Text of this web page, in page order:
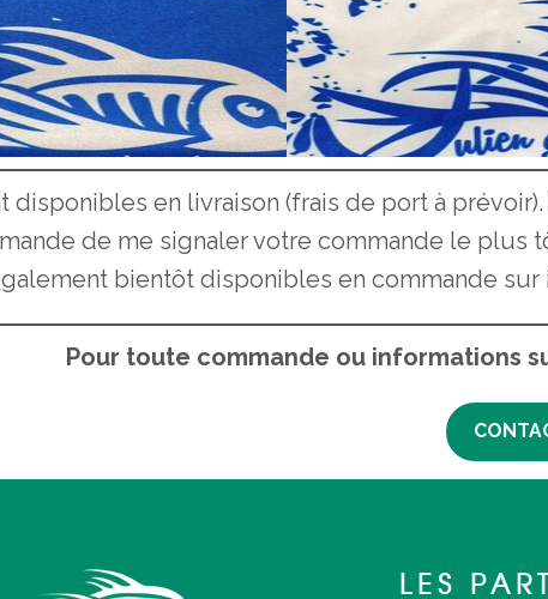
disponibles en livraison (frais de port à
de me signaler votre commande le
bientôt disponibles en commande
Pour toute commande ou informations
LES